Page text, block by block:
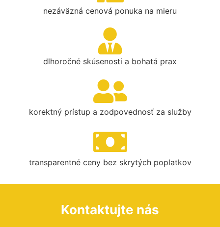
nezáväzná cenová ponuka na mieru
dlhoročné skúsenosti a bohatá prax
korektný prístup a zodpovednosť za služby
transparentné ceny bez skrytých poplatkov
Kontaktujte nás